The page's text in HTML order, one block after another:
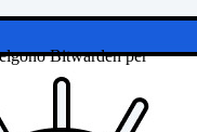
Bitwarden per